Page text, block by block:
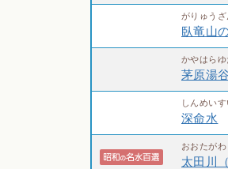
がりゅう
臥竜山
かやはら
茅原湯
しんめいす
深命水
おおたがわ
太田川